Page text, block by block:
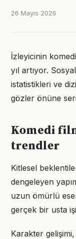
26 Mayıs 2026
İzleyicinin
yıl artıyor.
istatistikleri ve
gözler önüne
Komedi
trendler
Kitlesel
dengeleyen
uzun ömürlü
gerçek bir usta
Karakter